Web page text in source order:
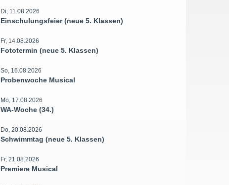
Di, 11.08.2026
Einschulungsfeier (neue 5. Klassen)
Fr, 14.08.2026
Fototermin (neue 5. Klassen)
So, 16.08.2026
Probenwoche Musical
Mo, 17.08.2026
WA-Woche (34.)
Do, 20.08.2026
Schwimmtag (neue 5. Klassen)
Fr, 21.08.2026
Premiere Musical